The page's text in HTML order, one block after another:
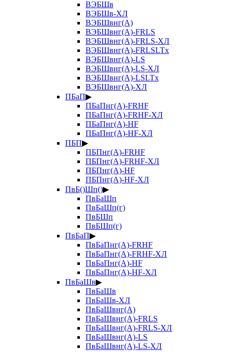
ВЭБШв
ВЭБШв-ХЛ
ВЭБШвнг(А)
ВЭБШвнг(А)-FRLS
ВЭБШвнг(А)-FRLS-ХЛ
ВЭБШвнг(А)-FRLSLTx
ВЭБШвнг(А)-LS
ВЭБШвнг(А)-LS-ХЛ
ВЭБШвнг(А)-LSLTx
ВЭБШвнг(А)-ХЛ
ПБаП▶
ПБаПнг(А)-FRHF
ПБаПнг(А)-FRHF-ХЛ
ПБаПнг(А)-HF
ПБаПнг(А)-HF-ХЛ
ПБП▶
ПБПнг(А)-FRHF
ПБПнг(А)-FRHF-ХЛ
ПБПнг(А)-HF
ПБПнг(А)-HF-ХЛ
ПвБ()Шп()▶
ПвБаШп
ПвБаШп(г)
ПвБШп
ПвБШп(г)
ПвБаП▶
ПвБаПнг(А)-FRHF
ПвБаПнг(А)-FRHF-ХЛ
ПвБаПнг(А)-HF
ПвБаПнг(А)-HF-ХЛ
ПвБаШв▶
ПвБаШв
ПвБаШв-ХЛ
ПвБаШвнг(А)
ПвБаШвнг(А)-FRLS
ПвБаШвнг(А)-FRLS-ХЛ
ПвБаШвнг(А)-LS
ПвБаШвнг(А)-LS-ХЛ